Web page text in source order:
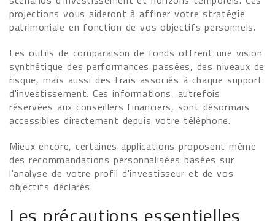
projections vous aideront à affiner votre stratégie
patrimoniale en fonction de vos objectifs personnels.
Les outils de comparaison de fonds offrent une vision
synthétique des performances passées, des niveaux de
risque, mais aussi des frais associés à chaque support
d'investissement. Ces informations, autrefois
réservées aux conseillers financiers, sont désormais
accessibles directement depuis votre téléphone.
Mieux encore, certaines applications proposent même
des recommandations personnalisées basées sur
l'analyse de votre profil d'investisseur et de vos
objectifs déclarés.